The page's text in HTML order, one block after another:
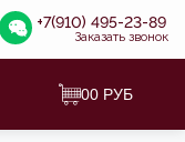
+7(910) 495-23-89
Заказать звонок
00 РУБ